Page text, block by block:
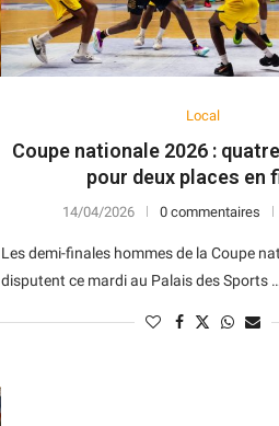
Local
Coupe nationale 2026 :
pour deux places en
14/04/2026 0 commentaires
Les demi-finales hommes de la Coupe
disputent ce mardi au Palais des Sports